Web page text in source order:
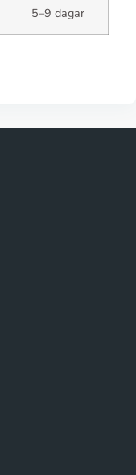
5–9 dagar